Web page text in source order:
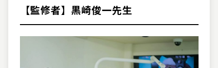
【監修者】黒崎俊一先生